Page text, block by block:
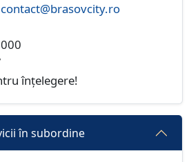
contact@brasovcity.ro
înțelegere!
în subordine